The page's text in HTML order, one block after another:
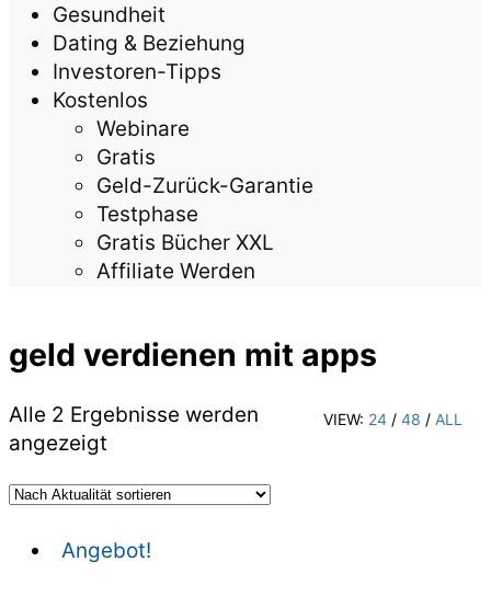
Gesundheit
Dating & Beziehung
Investoren-Tipps
Kostenlos
Webinare
Gratis
Geld-Zurück-Garantie
Testphase
Gratis Bücher XXL
Affiliate Werden
geld verdienen mit apps
VIEW: 24 / 48 / ALL
Alle 2 Ergebnisse werden
angezeigt
sortiert
Angebot!